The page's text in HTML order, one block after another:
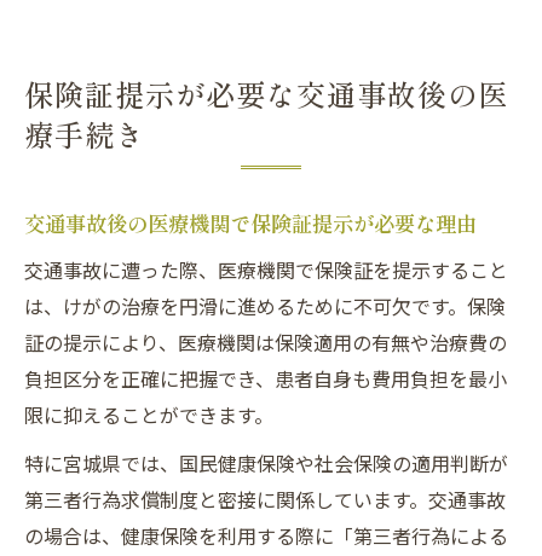
保険証提示が必要な交通事故後の医
療手続き
交通事故後の医療機関で保険証提示が必要な理由
交通事故に遭った際、医療機関で保険証を提示すること
は、けがの治療を円滑に進めるために不可欠です。保険
証の提示により、医療機関は保険適用の有無や治療費の
負担区分を正確に把握でき、患者自身も費用負担を最小
限に抑えることができます。
特に宮城県では、国民健康保険や社会保険の適用判断が
第三者行為求償制度と密接に関係しています。交通事故
の場合は、健康保険を利用する際に「第三者行為による